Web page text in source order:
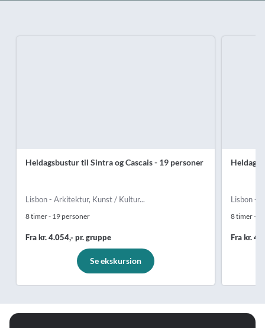
Heldagsbustur til Sintra og Cascais - 19 personer
Lisbon - Arkitektur, Kunst / Kultur...
8 timer - 19 personer
Fra kr. 4.054,- pr. gruppe
Se ekskursion
Lisbon -
8 timer -
Fra kr.